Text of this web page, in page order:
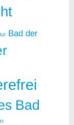
Bad der
Bad